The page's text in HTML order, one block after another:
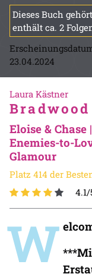
Dieses Buch
enthält ca. 2
23.04.2024
Laura Kästner
Eloise &
Enemies-to-
Glamour
Platz 414 der
W